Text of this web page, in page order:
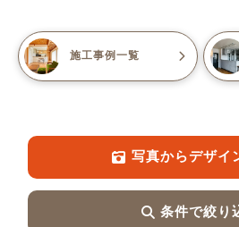
施工事例一覧
写真からデザイ
条件で絞り